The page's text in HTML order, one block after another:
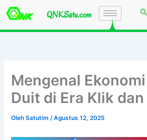
Lewati
ke
konten
QNKSatu.com
Mengenal
Duit di Era Klik
OlehSatutim/Agustus 12, 2025